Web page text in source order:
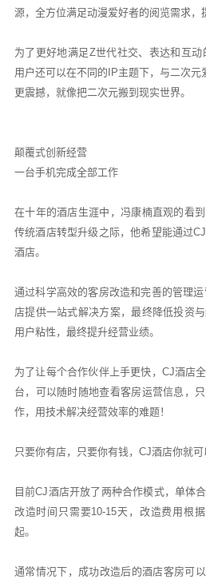
源，全方位满足动漫爱好者的阅览需求，
为了更好地满足Z世代社交、表达和互动
用户还可以在不同的IP主题下，与二次
更震撼，就像把二次元搬到现实世界。
颠覆式创新经营
一台手机完成全部工作
在十年的酒店生涯中，冯康楠直观的看
传统酒店转型升级之际，他希望能通过
酒店。
通过科学高效的客房改造和完善的管理
店提供一站式解决方案，最终降低投资
用户粘性，最终提升经营业绩。
为了让每个合作伙伴上手更快，CJ酒店
台，可以随时随地查看客房运营信息，
作，用技术解决经营效率的难题！
只要你有店，只要你有钱，CJ酒店你就可
目前CJ酒店开放了两种合作模式，单体
改造时间只需要10-15天，改造费用根
起。
通常情况下，成功改造后的酒店客房可